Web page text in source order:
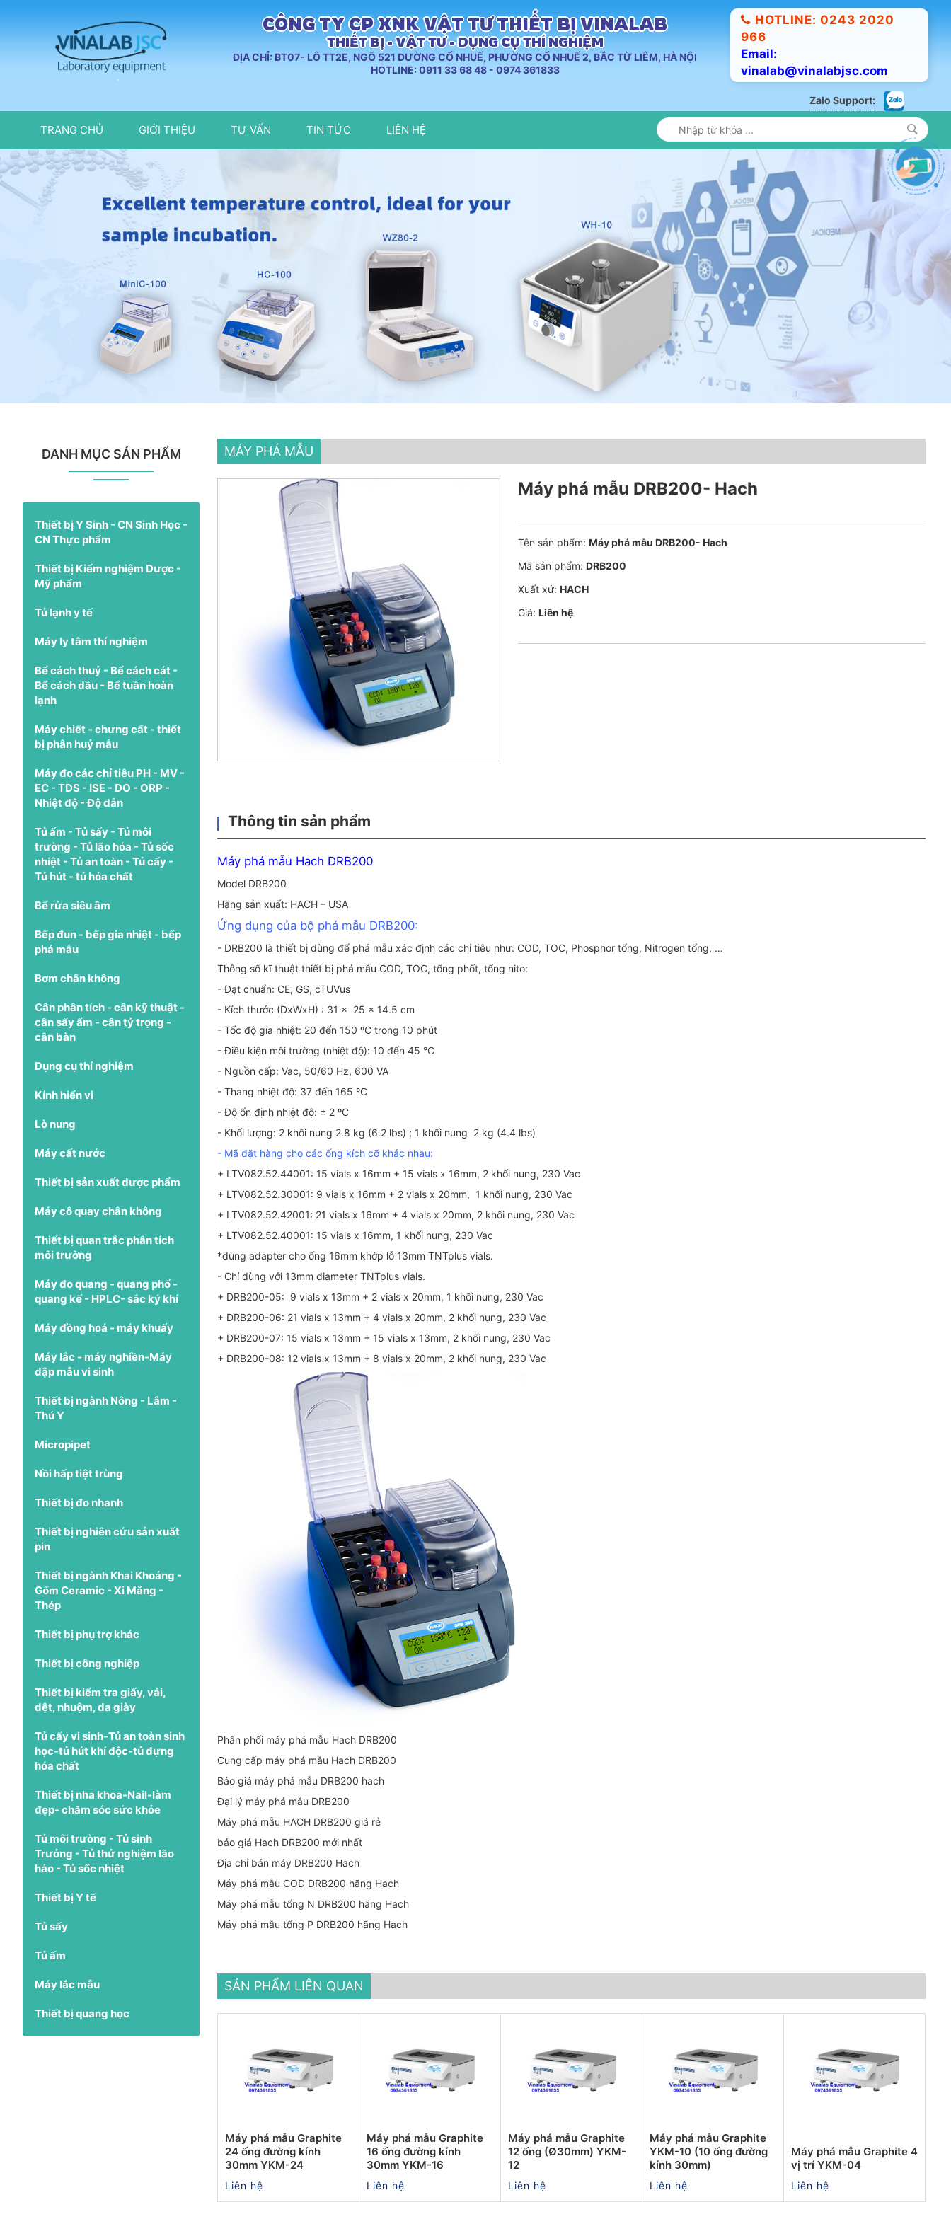
CÔNG TY CP XNK VẬT TƯ THIẾT BỊ VINALAB
THIẾT BỊ - VẬT TƯ - DỤNG CỤ THÍ NGHIỆM
ĐỊA CHỈ: BT07- LÔ TT2E, NGÕ 521 ĐƯỜNG CỔ NHUẾ, PHƯỜNG CỔ NHUẾ 2, BẮC TỪ LIÊM, HÀ NỘI
HOTLINE: 0911 33 68 48 - 0974 361833
HOTLINE: 0243 2020
966
Email:
vinalab@vinalabjsc.com
Zalo Support:
TRANG CHỦ GIỚI THIỆU TƯ VẤN TIN TỨC LIÊN HỆ
DANH MỤC SẢN PHẨM
Thiết bị Y Sinh - CN Sinh Học -
CN Thực phẩm
Thiết bị Kiểm nghiệm Dược -
Mỹ phẩm
Tủ lạnh y tế
Máy ly tâm thí nghiệm
Bể cách thuỷ - Bể cách cát -
Bể cách dầu - Bể tuần hoàn
lạnh
Máy chiết - chưng cất - thiết
bị phân huỷ mẫu
Máy đo các chỉ tiêu PH - MV -
EC - TDS - ISE - DO - ORP -
Nhiệt độ - Độ dẫn
Tủ ấm - Tủ sấy - Tủ môi
trường - Tủ lão hóa - Tủ sốc
nhiệt - Tủ an toàn - Tủ cấy -
Tủ hút - tủ hóa chất
Bể rửa siêu âm
Bếp đun - bếp gia nhiệt - bếp
phá mẫu
Bơm chân không
Cân phân tích - cân kỹ thuật -
cân sấy ẩm - cân tỷ trọng -
cân bàn
Dụng cụ thí nghiệm
Kính hiển vi
Lò nung
Máy cất nước
Thiết bị sản xuất dược phẩm
Máy cô quay chân không
Thiết bị quan trắc phân tích
môi trường
Máy đo quang - quang phổ -
quang kế - HPLC- sắc ký khí
Máy đồng hoá - máy khuấy
Máy lắc - máy nghiền-Máy
dập mẫu vi sinh
Thiết bị ngành Nông - Lâm -
Thú Y
Micropipet
Nồi hấp tiệt trùng
Thiết bị đo nhanh
Thiết bị nghiên cứu sản xuất
pin
Thiết bị ngành Khai Khoáng -
Gốm Ceramic - Xi Măng -
Thép
Thiết bị phụ trợ khác
Thiết bị công nghiệp
Thiết bị kiểm tra giấy, vải,
dệt, nhuộm, da giày
Tủ cấy vi sinh-Tủ an toàn sinh
học-tủ hút khí độc-tủ đựng
hóa chất
Thiết bị nha khoa-Nail-làm
đẹp- chăm sóc sức khỏe
Tủ môi trường - Tủ sinh
Trưởng - Tủ thử nghiệm lão
háo - Tủ sốc nhiệt
Thiết bị Y tế
Tủ sấy
Tủ ấm
Máy lắc mẫu
Thiết bị quang học
MÁY PHÁ MẪU
Máy phá mẫu DRB200- Hach
Tên sản phẩm: Máy phá mẫu DRB200- Hach
Mã sản phẩm: DRB200
Xuất xứ: HACH
Giá: Liên hệ
Thông tin sản phẩm
Máy phá mẫu Hach DRB200
Model DRB200
Hãng sản xuất: HACH – USA
Ứng dụng của bộ phá mẫu DRB200:
- DRB200 là thiết bị dùng để phá mẫu xác định các chỉ tiêu như: COD, TOC, Phosphor tổng, Nitrogen tổng, …
Thông số kĩ thuật thiết bị phá mẫu COD, TOC, tổng phốt, tổng nito:
- Đạt chuẩn: CE, GS, cTUVus
- Kích thước (DxWxH) : 31 x 25 x 14.5 cm
- Tốc độ gia nhiệt: 20 đến 150 ºC trong 10 phút
- Điều kiện môi trường (nhiệt độ): 10 đến 45 °C
- Nguồn cấp: Vac, 50/60 Hz, 600 VA
- Thang nhiệt độ: 37 đến 165 ºC
- Độ ổn định nhiệt độ: ± 2 ºC
- Khối lượng: 2 khối nung 2.8 kg (6.2 lbs) ; 1 khối nung 2 kg (4.4 lbs)
- Mã đặt hàng cho các ống kích cỡ khác nhau:
+ LTV082.52.44001: 15 vials x 16mm + 15 vials x 16mm, 2 khối nung, 230 Vac
+ LTV082.52.30001: 9 vials x 16mm + 2 vials x 20mm, 1 khối nung, 230 Vac
+ LTV082.52.42001: 21 vials x 16mm + 4 vials x 20mm, 2 khối nung, 230 Vac
+ LTV082.52.40001: 15 vials x 16mm, 1 khối nung, 230 Vac
*dùng adapter cho ống 16mm khớp lỗ 13mm TNTplus vials.
- Chỉ dùng với 13mm diameter TNTplus vials.
+ DRB200-05: 9 vials x 13mm + 2 vials x 20mm, 1 khối nung, 230 Vac
+ DRB200-06: 21 vials x 13mm + 4 vials x 20mm, 2 khối nung, 230 Vac
+ DRB200-07: 15 vials x 13mm + 15 vials x 13mm, 2 khối nung, 230 Vac
+ DRB200-08: 12 vials x 13mm + 8 vials x 20mm, 2 khối nung, 230 Vac
Phân phối máy phá mẫu Hach DRB200
Cung cấp máy phá mẫu Hach DRB200
Báo giá máy phá mẫu DRB200 hach
Đại lý máy phá mẫu DRB200
Máy phá mẫu HACH DRB200 giá rẻ
báo giá Hach DRB200 mới nhất
Địa chỉ bán máy DRB200 Hach
Máy phá mẫu COD DRB200 hãng Hach
Máy phá mẫu tổng N DRB200 hãng Hach
Máy phá mẫu tổng P DRB200 hãng Hach
SẢN PHẨM LIÊN QUAN
Máy phá mẫu Graphite
24 ống đường kính
30mm YKM-24
Liên hệ
Máy phá mẫu Graphite
16 ống đường kính
30mm YKM-16
Liên hệ
Máy phá mẫu Graphite
12 ống (Ø30mm) YKM-
12
Liên hệ
Máy phá mẫu Graphite
YKM-10 (10 ống đường
kính 30mm)
Liên hệ
Máy phá mẫu Graphite 4
vị trí YKM-04
Liên hệ